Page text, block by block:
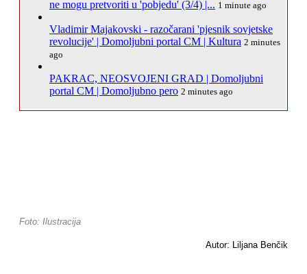
ne mogu pretvoriti u 'pobjedu' (3/4) |... 1 minute ago
Vladimir Majakovski - razočarani 'pjesnik sovjetske
revolucije' | Domoljubni portal CM | Kultura 2 minutes
ago
PAKRAC, NEOSVOJENI GRAD | Domoljubni
portal CM | Domoljubno pero 2 minutes ago
Foto: Ilustracija
Autor: Liljana Benčik